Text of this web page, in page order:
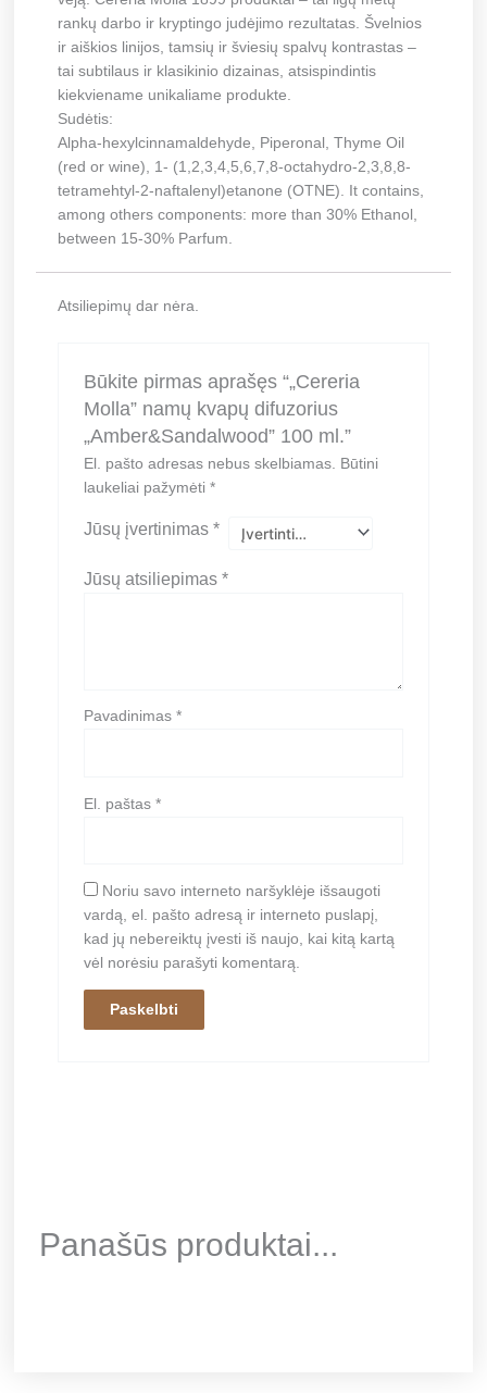
rankų darbo ir kryptingo judėjimo rezultatas. Švelnios
ir aiškios linijos, tamsių ir šviesių spalvų kontrastas –
tai subtilaus ir klasikinio dizainas, atsispindintis
kiekviename unikaliame produkte.
Sudėtis:
Alpha-hexylcinnamaldehyde, Piperonal, Thyme Oil
(red or wine), 1- (1,2,3,4,5,6,7,8-octahydro-2,3,8,8-
tetramehtyl-2-naftalenyl)etanone (OTNE). It contains,
among others components: more than 30% Ethanol,
between 15-30% Parfum.
Atsiliepimų dar nėra.
Būkite pirmas aprašęs “„Cereria
Molla” namų kvapų difuzorius
„Amber&Sandalwood” 100 ml.”
El. pašto adresas nebus skelbiamas. Būtini
laukeliai pažymėti*
Jūsų įvertinimas*
Jūsų atsiliepimas*
Pavadinimas*
El. paštas*
Noriu savo interneto naršyklėje išsaugoti
vardą, el. pašto adresą ir interneto puslapį,
kad jų nebereiktų įvesti iš naujo, kai kitą kartą
vėl norėsiu parašyti komentarą.
Panašūs produktai...